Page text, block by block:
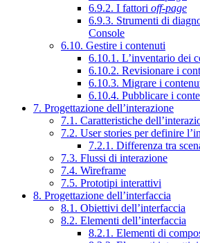
6.9.2. I fattori off-page
6.9.3. Strumenti di
Console
6.10. Gestire i contenuti
6.10.1. L’inventario dei
6.10.2. Revisionare i
6.10.3. Migrare i
6.10.4. Pubblicare i
7. Progettazione dell’interazione
7.1. Caratteristiche
7.2. User stories per definire
7.2.1. Differenza tra
7.3. Flussi di interazione
7.4. Wireframe
7.5. Prototipi interattivi
8. Progettazione dell’interfaccia
8.1. Obiettivi dell’interfaccia
8.2. Elementi dell’interfaccia
8.2.1. Elementi di